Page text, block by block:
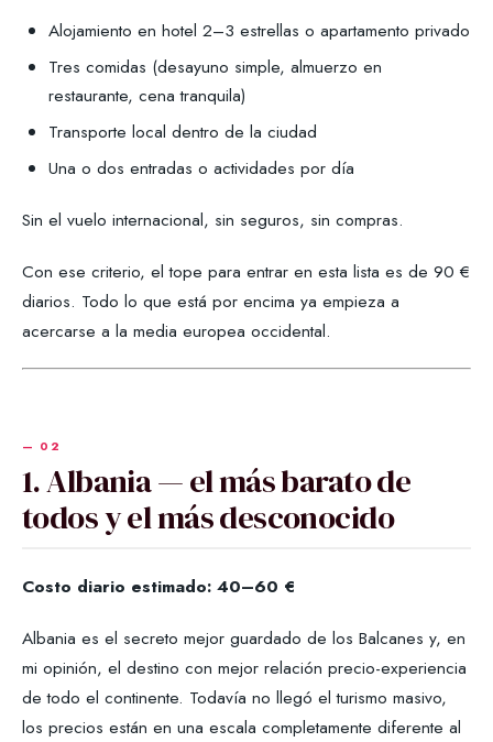
Alojamiento en hotel 2–3 estrellas o apartamento privado
Tres comidas (desayuno simple, almuerzo en
restaurante, cena tranquila)
Transporte local dentro de la ciudad
Una o dos entradas o actividades por día
Sin el vuelo internacional, sin seguros, sin compras.
Con ese criterio, el tope para entrar en esta lista es de 90 €
diarios. Todo lo que está por encima ya empieza a
acercarse a la media europea occidental.
1. Albania — el más barato de
todos y el más desconocido
Costo diario estimado: 40–60 €
Albania es el secreto mejor guardado de los Balcanes y, en
mi opinión, el destino con mejor relación precio-experiencia
de todo el continente. Todavía no llegó el turismo masivo,
los precios están en una escala completamente diferente al